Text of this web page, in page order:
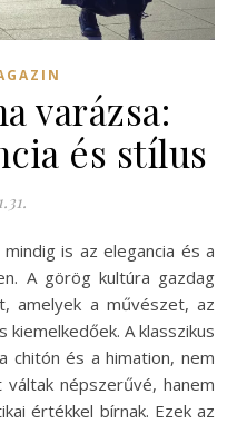
varázsa:
és stílus
A görög kultúra gazdag
amelyek a művészet, az
A klasszikus
chitón és a himation, nem
váltak népszerűvé, hanem
értékkel bírnak. Ezek az